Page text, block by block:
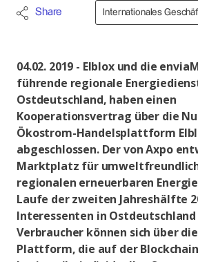
Share Internationales
04.02. 2019 - Elblox und die
führende regionale
Ostdeutschland, haben einen
Kooperationsvertrag über die
Ökostrom-Handelsplattform
abgeschlossen. Der von Axpo
Marktplatz für
regionalen erneuerbaren
Laufe der zweiten Jahreshälfte
Interessenten in
Verbraucher können sich über
Plattform, die auf der